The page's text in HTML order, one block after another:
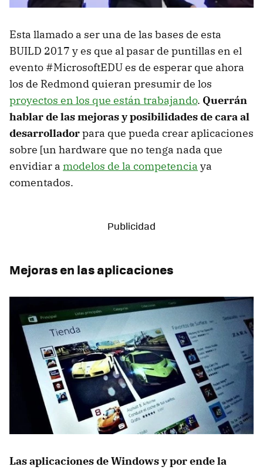
Esta llamado a ser una de las bases de esta
BUILD 2017 y es que al pasar de puntillas en el
evento #MicrosoftEDU es de esperar que ahora
los de Redmond quieran presumir de los
proyectos en los que están trabajando. Querrán
hablar de las mejoras y posibilidades de cara al
desarrolladorpara que pueda crear aplicaciones
sobre [un hardware que no tenga nada que
envidiar a modelos de la competencia ya
comentados.
Mejoras en las aplicaciones
Las aplicaciones de Windows y por ende la